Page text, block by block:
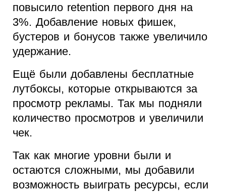
повысило retention первого дня на
3%. Добавление новых фишек,
бустеров и бонусов также увеличило
удержание.
Ещё были добавлены бесплатные
лутбоксы, которые открываются за
просмотр рекламы. Так мы подняли
количество просмотров и увеличили
чек.
Так как многие уровни были и
остаются сложными, мы добавили
возможность выиграть ресурсы, если